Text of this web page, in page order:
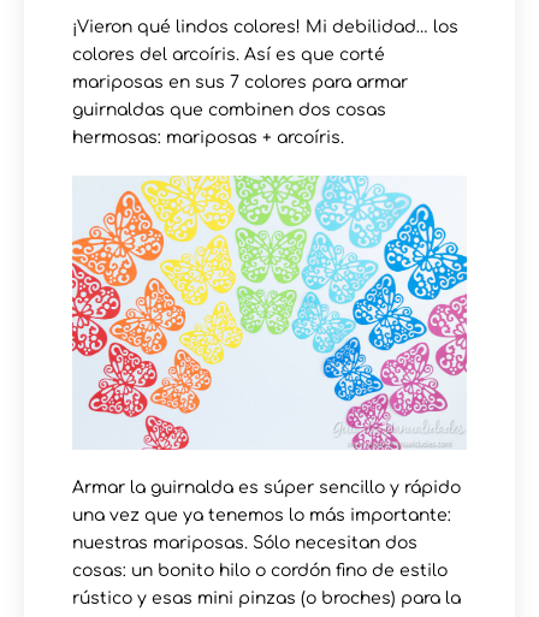
¡Vieron qué lindos colores! Mi debilidad… los
colores del arcoíris. Así es que corté
mariposas en sus 7 colores para armar
guirnaldas que combinen dos cosas
hermosas: mariposas + arcoíris.
Armar la guirnalda es súper sencillo y rápido
una vez que ya tenemos lo más importante:
nuestras mariposas. Sólo necesitan dos
cosas: un bonito hilo o cordón fino de estilo
rústico y esas mini pinzas (o broches) para la